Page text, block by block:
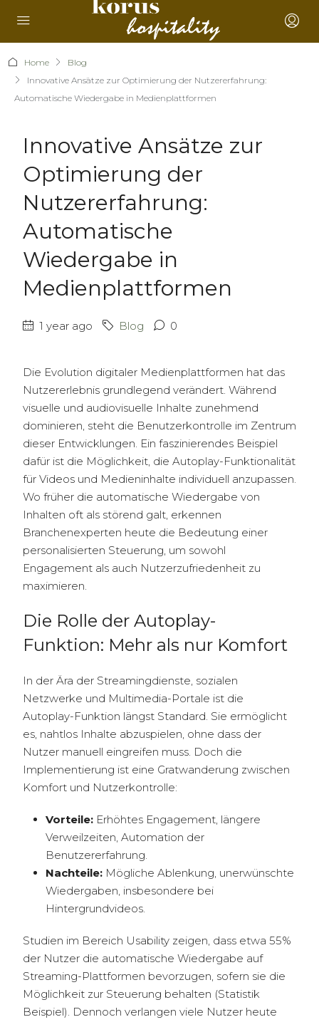
Home
Blog
Innovative Ansätze zur Optimierung der Nutzererfahrung:
Automatische Wiedergabe in Medienplattformen
Innovative Ansätze zur
Optimierung der
Nutzererfahrung:
Automatische
Wiedergabe in
Medienplattformen
1 year ago Blog 0
Die Evolution digitaler Medienplattformen hat das
Nutzererlebnis grundlegend verändert. Während
visuelle und audiovisuelle Inhalte zunehmend
dominieren, steht die Benutzerkontrolle im Zentrum
dieser Entwicklungen. Ein faszinierendes Beispiel
dafür ist die Möglichkeit, die Autoplay-Funktionalität
für Videos und Medieninhalte individuell anzupassen.
Wo früher die automatische Wiedergabe von
Inhalten oft als störend galt, erkennen
Branchenexperten heute die Bedeutung einer
personalisierten Steuerung, um sowohl
Engagement als auch Nutzerzufriedenheit zu
maximieren.
Die Rolle der Autoplay-
Funktion: Mehr als nur Komfort
In der Ära der Streamingdienste, sozialen
Netzwerke und Multimedia-Portale ist die
Autoplay-Funktion längst Standard. Sie ermöglicht
es, nahtlos Inhalte abzuspielen, ohne dass der
Nutzer manuell eingreifen muss. Doch die
Implementierung ist eine Gratwanderung zwischen
Komfort und Nutzerkontrolle:
Vorteile: Erhöhtes Engagement, längere
Verweilzeiten, Automation der
Benutzererfahrung.
Nachteile: Mögliche Ablenkung, unerwünschte
Wiedergaben, insbesondere bei
Hintergrundvideos.
Studien im Bereich Usability zeigen, dass etwa 55%
der Nutzer die automatische Wiedergabe auf
Streaming-Plattformen bevorzugen, sofern sie die
Möglichkeit zur Steuerung behalten (Statistik
Beispiel). Dennoch verlangen viele Nutzer heute